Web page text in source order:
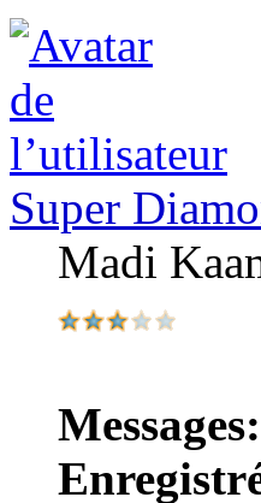
Super
Madi
Messages: